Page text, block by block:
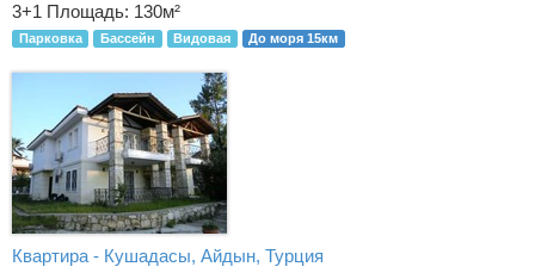
3+1 Площадь: 130м²
Парковка Бассейн Видовая До моря 15км
Квартира - Кушадасы, Айдын, Турция